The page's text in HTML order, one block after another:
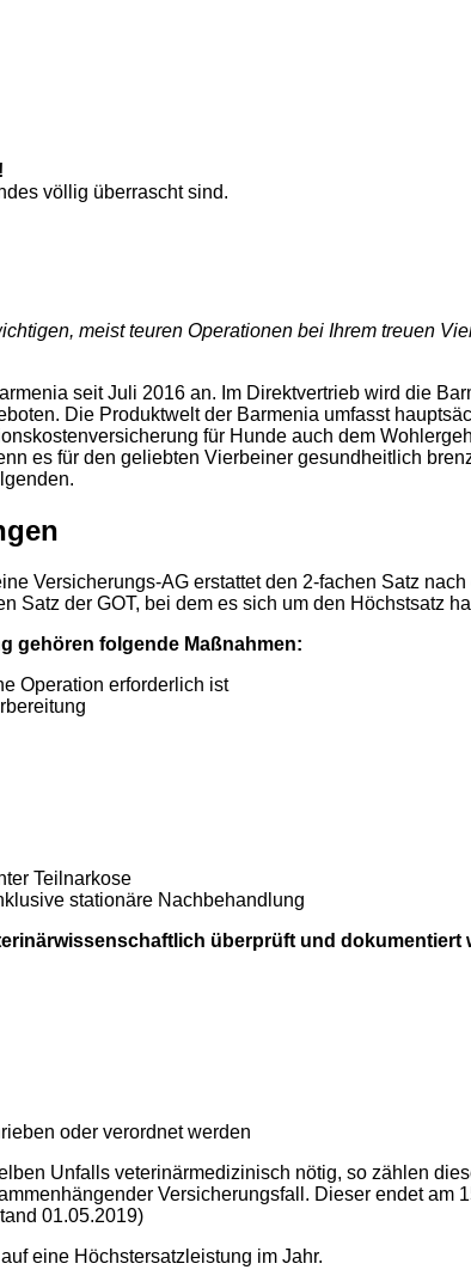
völlig überrascht sind.
meist teuren Operationen bei Ihrem treuen
seit Juli 2016 an. Im Direktvertrieb wird die
Die Produktwelt der Barmenia umfasst
für Hunde auch dem
es für den geliebten Vierbeiner gesundheitlich
Versicherungs-AG erstattet den 2-fachen Satz
Satz der GOT, bei dem es sich um den Höchstsatz
gehören folgende Maßnahmen:
Operation erforderlich ist
Teilnarkose
stationäre Nachbehandlung
überprüft und dokumentiert
oder verordnet werden
Unfalls veterinärmedizinisch nötig, so zählen
Versicherungsfall. Dieser endet am
01.05.2019)
eine Höchstersatzleistung im Jahr.